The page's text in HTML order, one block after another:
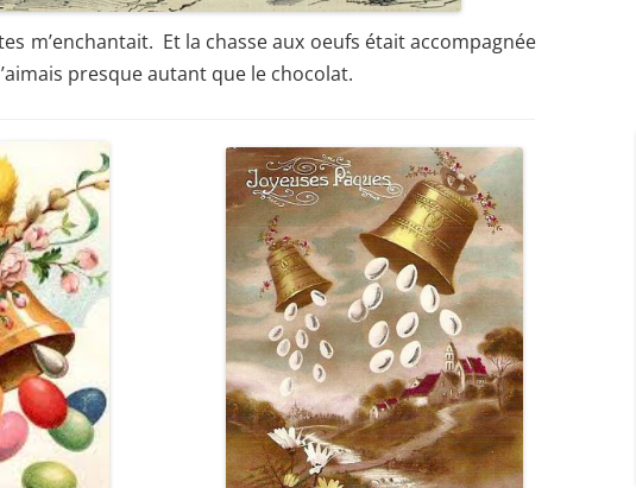
m’enchantait. Et la chasse aux oeufs était accompagnée
presque autant que le chocolat.